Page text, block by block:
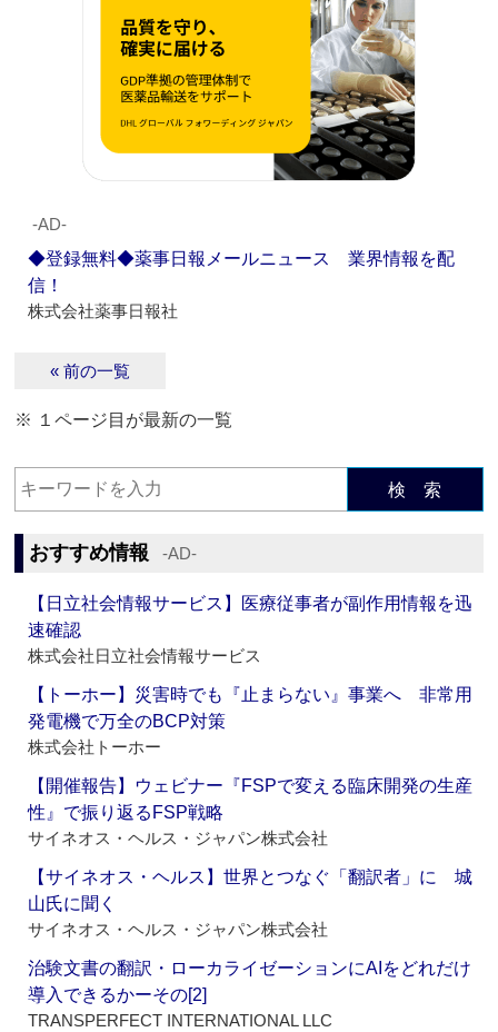
‐AD‐
◆登録無料◆薬事日報メールニュース 業界情報を配
信！
株式会社薬事日報社
« 前の一覧
※ １ページ目が最新の一覧
検 索
おすすめ情報 ‐AD‐
【日立社会情報サービス】医療従事者が副作用情報を迅
速確認
株式会社日立社会情報サービス
【トーホー】災害時でも『止まらない』事業へ 非常用
発電機で万全のBCP対策
株式会社トーホー
【開催報告】ウェビナー『FSPで変える臨床開発の生産
性』で振り返るFSP戦略
サイネオス・ヘルス・ジャパン株式会社
【サイネオス・ヘルス】世界とつなぐ「翻訳者」に 城
山氏に聞く
サイネオス・ヘルス・ジャパン株式会社
治験文書の翻訳・ローカライゼーションにAIをどれだけ
導入できるかーその[2]
TRANSPERFECT INTERNATIONAL LLC